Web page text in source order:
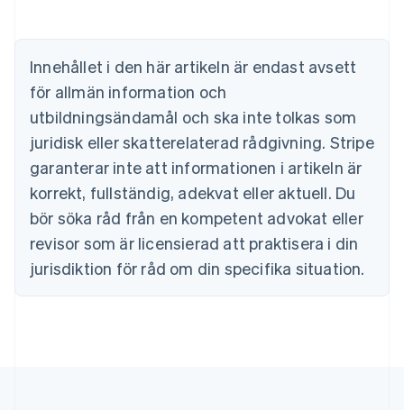
Innehållet i den här artikeln är endast avsett
för allmän information och
utbildningsändamål och ska inte tolkas som
juridisk eller skatterelaterad rådgivning. Stripe
garanterar inte att informationen i artikeln är
korrekt, fullständig, adekvat eller aktuell. Du
bör söka råd från en kompetent advokat eller
revisor som är licensierad att praktisera i din
jurisdiktion för råd om din specifika situation.
English
Danmark
English
Estland
English
Fastlandskina
简体中文English
Finland
English Svenska
Frankrike
Français English
Förenade Arabemiraten
Gibraltar
English